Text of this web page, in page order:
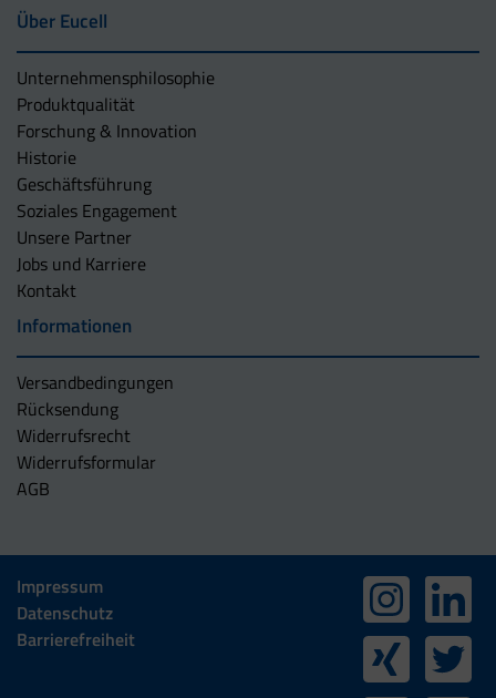
Über Eucell
Unternehmens­philosophie
Produktqualität
Forschung & Innovation
Historie
Geschäftsführung
Soziales Engagement
Unsere Partner
Jobs und Karriere
Kontakt
Informationen
Versandbedingungen
Rücksendung
Widerrufsrecht
Widerrufsformular
AGB
Impressum
Datenschutz
Barrierefreiheit